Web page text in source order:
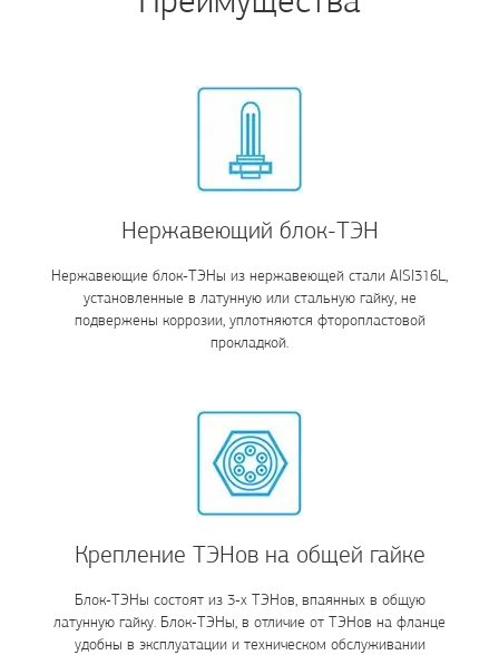
Нержавеющий блок-ТЭН
Нержавеющие блок-ТЭНы из нержавеющей стали AISI316L,
установленные в латунную или стальную гайку, не
подвержены коррозии, уплотняются фторопластовой
прокладкой.
Крепление ТЭНов на общей гайке
Блок-ТЭНы состоят из 3-х ТЭНов, впаянных в общую
латунную гайку. Блок-ТЭНы, в отличие от ТЭНов на фланце
удобны в эксплуатации и техническом обслуживании